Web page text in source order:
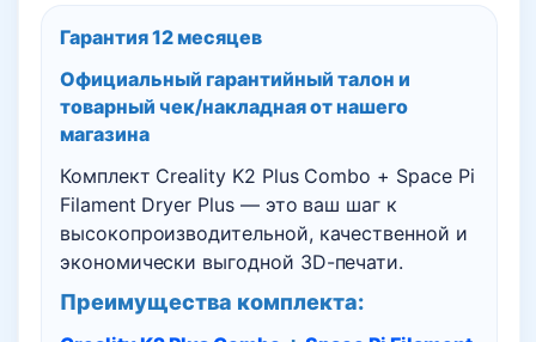
Гарантия 12 месяцев
Официальный гарантийный талон и
товарный чек/накладнаяот нашего
магазина
Комплект Creality K2 Plus Combo + Space Pi
Filament Dryer Plus — это ваш шаг к
высокопроизводительной, качественной и
экономически выгодной 3D-печати.
Преимущества комплекта:
Combo
Space
Dryer
Plus